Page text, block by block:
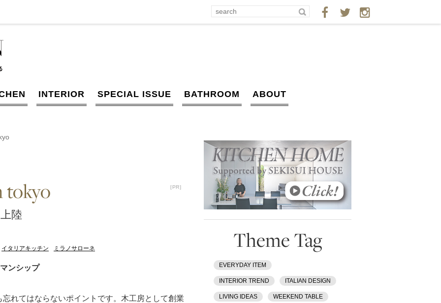
INTERIOR SPECIAL ISSUE BATHROOM ABOUT
［PR］
［PR］
tokyo
陸
イタリアキッチン ミラノサローネ
ンシップ
れてはならないポイントです。木工房として創業
Theme Tag
EVERYDAY ITEM
INTERIOR TREND ITALIAN DESIGN
LIVING IDEAS WEEKEND TABLE